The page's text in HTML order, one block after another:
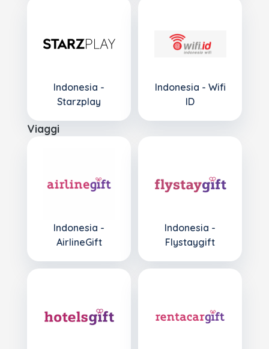
Indonesia -
Starzplay
Indonesia - Wifi
ID
Viaggi
Indonesia -
AirlineGift
Indonesia -
Flystaygift